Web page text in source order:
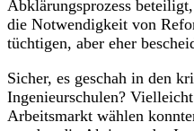
Abklärungsprozess
die Notwendigkeit von
tüchtigen, aber eher
Sicher, es geschah in den
Ingenieurschulen?
Arbeitsmarkt wählen